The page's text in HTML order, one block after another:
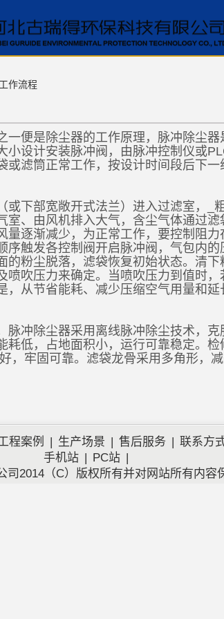
作流程
一便是除尘器的工作原理，脉冲除尘
小设计安装脉冲阀，由脉冲控制仪或
或滤筒正常工作，按设计时间段后下
或下部宽敞开式法兰）进入过滤室，_
室、由风机排入大气，含尘气体通过
量逐渐减少，为正常工作，要控制阻
序触发各控制阀开启脉冲阀，气包内
粉尘脱落，滤袋恢复初始状态。清
吹压力来确定。当喷吹压力到值时
从节省能耗、减少压缩空气用量和
脉冲除尘器采用离线脉冲除尘技术，
耗低，占地面积小，运行可靠稳定。
，牢固可靠。滤袋龙骨采用多角形，
程案例 | 生产场景 | 售后服务 | 联系方
手机站 | PC站 |
司2014（C）版权所有并对网站所有内容